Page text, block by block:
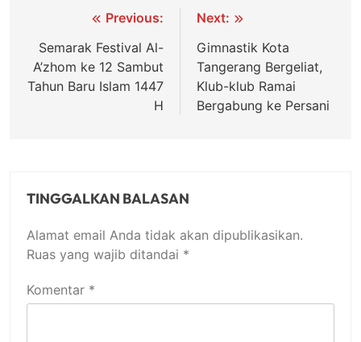
Navigasi
pos
Previous:
Semarak Festival Al-
A’zhom ke 12 Sambut
Tahun Baru Islam 1447
H
Next:
Gimnastik Kota
Tangerang Bergeliat,
Klub-klub Ramai
Bergabung ke Persani
TINGGALKAN BALASAN
Alamat email Anda tidak akan dipublikasikan.
Ruas yang wajib ditandai *
Komentar *